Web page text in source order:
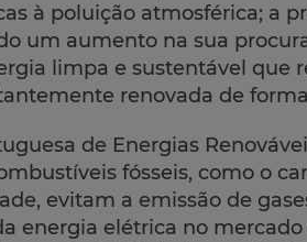
à poluição atmosférica; a
um aumento na sua
limpa e sustentável que
renovada de
de Energias
fósseis, como o
evitam a emissão de
energia elétrica no